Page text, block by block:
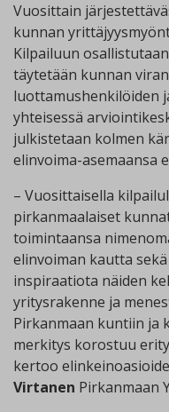
Vuosittain
kunnan
Kilpailuun
täytetään kunnan
luottamushenkilöiden
yhteisessä
julkistetaan kolmen
elinvoima-asemaansa
– Vuosittaisella
pirkanmaalaiset
toimintaansa
elinvoiman kautta
inspiraatiota näiden
yritysrakenne ja
Pirkanmaan kuntiin ja
merkitys korostuu
kertoo
Virtanen Pirkanmaan